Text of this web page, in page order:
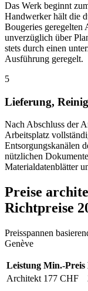
Das Werk beginnt
Handwerker hält die
Bougeries geregelten
unverzüglich über
stets durch einen
Ausführung geregelt.
5
Lieferung,
Nach Abschluss der
Arbeitsplatz
Entsorgungskanälen
nützlichen
Materialdatenblätter
Preise
Richtpreise
Preisspannen
Genève
Leistung Min.-Preis
Architekt 177 CHF